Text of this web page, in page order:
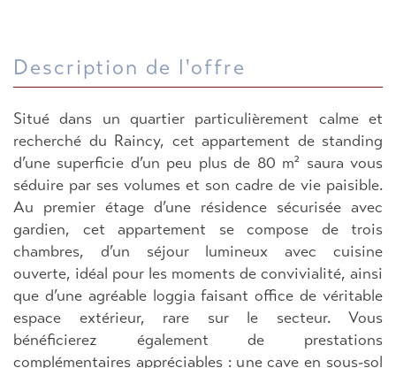
description de l'offre
Situé dans un quartier particulièrement calme et
recherché du Raincy, cet appartement de standing
d’une superficie d’un peu plus de 80 m² saura vous
séduire par ses volumes et son cadre de vie paisible.
Au premier étage d’une résidence sécurisée avec
gardien, cet appartement se compose de trois
chambres, d’un séjour lumineux avec cuisine
ouverte, idéal pour les moments de convivialité, ainsi
que d’une agréable loggia faisant office de véritable
espace extérieur, rare sur le secteur. Vous
bénéficierez également de prestations
complémentaires appréciables : une cave en sous-sol